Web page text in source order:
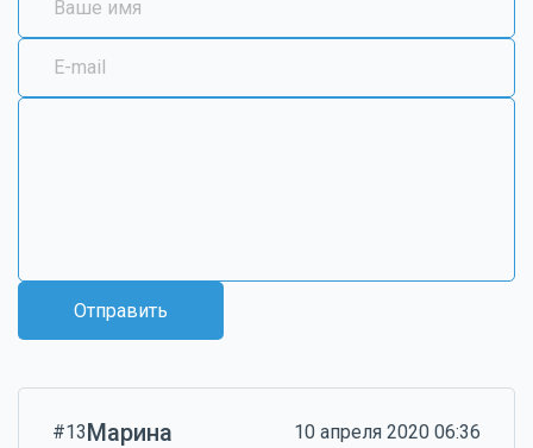
Отправить
#13Марина 10 апреля 2020 06:36